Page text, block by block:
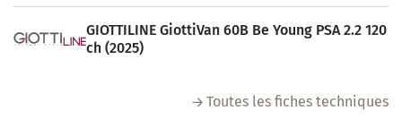
GIOTTILINE GiottiVan 60B Be Young PSA 2.2 120
ch (2025)
Toutes les fiches techniques